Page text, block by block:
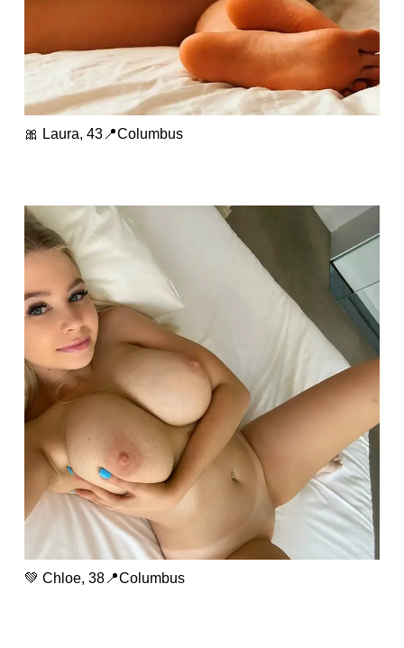
🎀 Laura, 43📍Columbus
💚 Chloe, 38📍Columbus